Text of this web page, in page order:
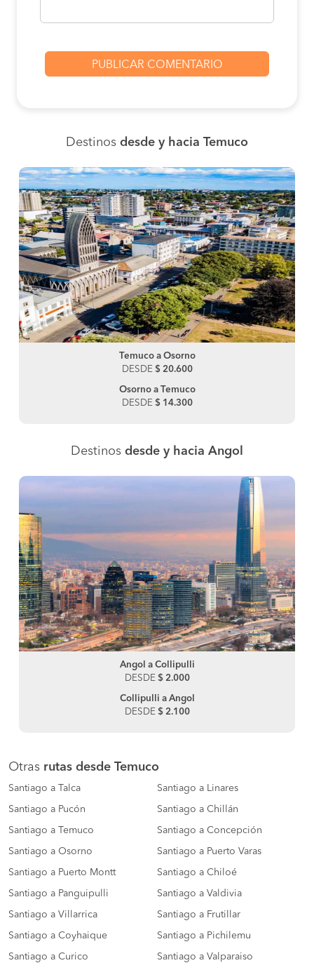
Destinos desde y hacia Temuco
Temuco a Osorno
DESDE $ 20.600
Osorno a Temuco
DESDE $ 14.300
Destinos desde y hacia Angol
Angol a Collipulli
DESDE $ 2.000
Collipulli a Angol
DESDE $ 2.100
Otras rutas desde Temuco
Santiago a Talca Santiago a Linares
Santiago a Pucón Santiago a Chillán
Santiago a Temuco Santiago a Concepción
Santiago a Osorno Santiago a Puerto Varas
Santiago a Puerto Montt Santiago a Chiloé
Santiago a Panguipulli Santiago a Valdivia
Santiago a Villarrica Santiago a Frutillar
Santiago a Coyhaique Santiago a Pichilemu
Santiago a Curico Santiago a Valparaiso